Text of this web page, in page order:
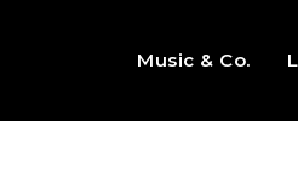
Music & Co.